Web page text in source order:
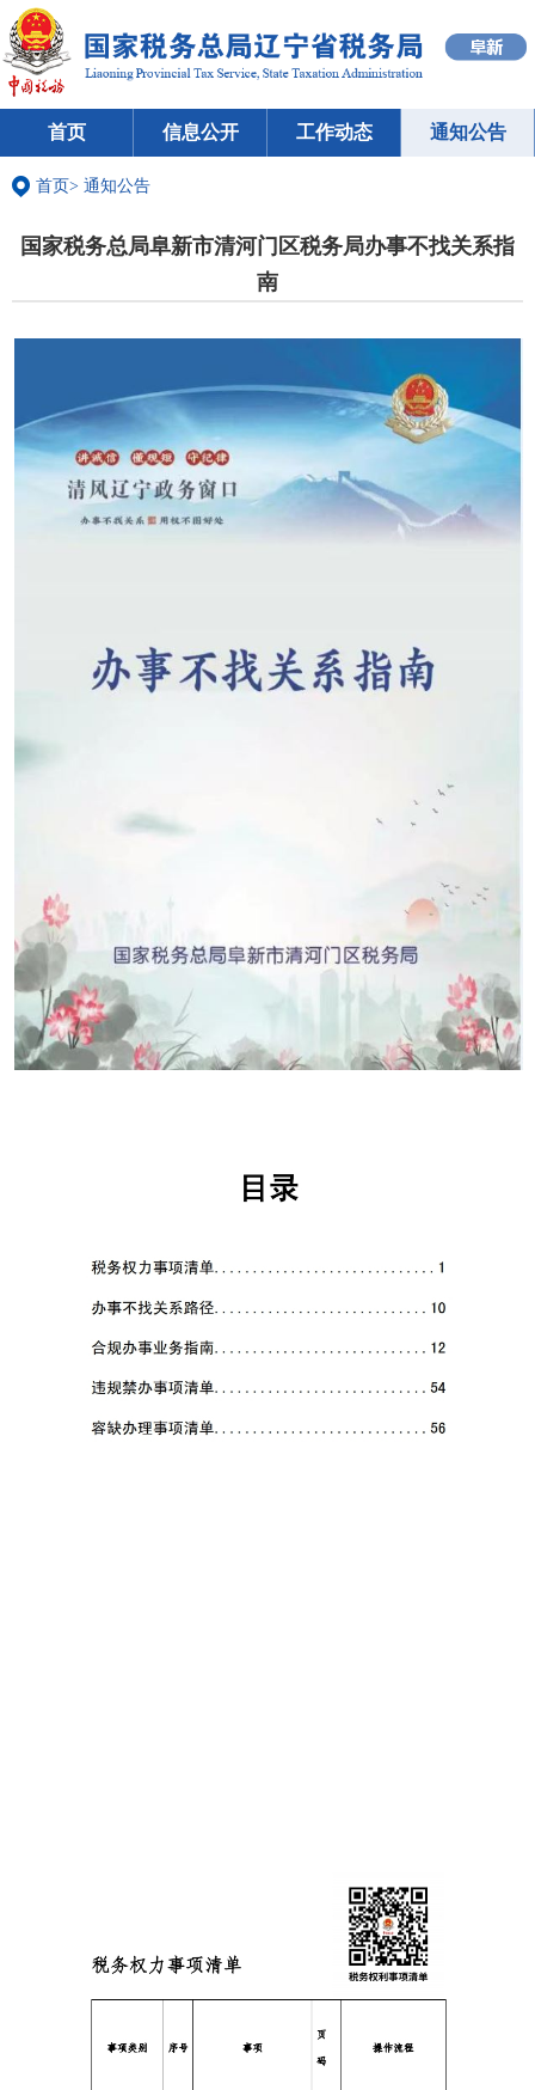
首页 信息公开 工作动态 通知公告
首页> 通知公告
国家税务总局阜新市清河门区税务局办事不找关系指
南